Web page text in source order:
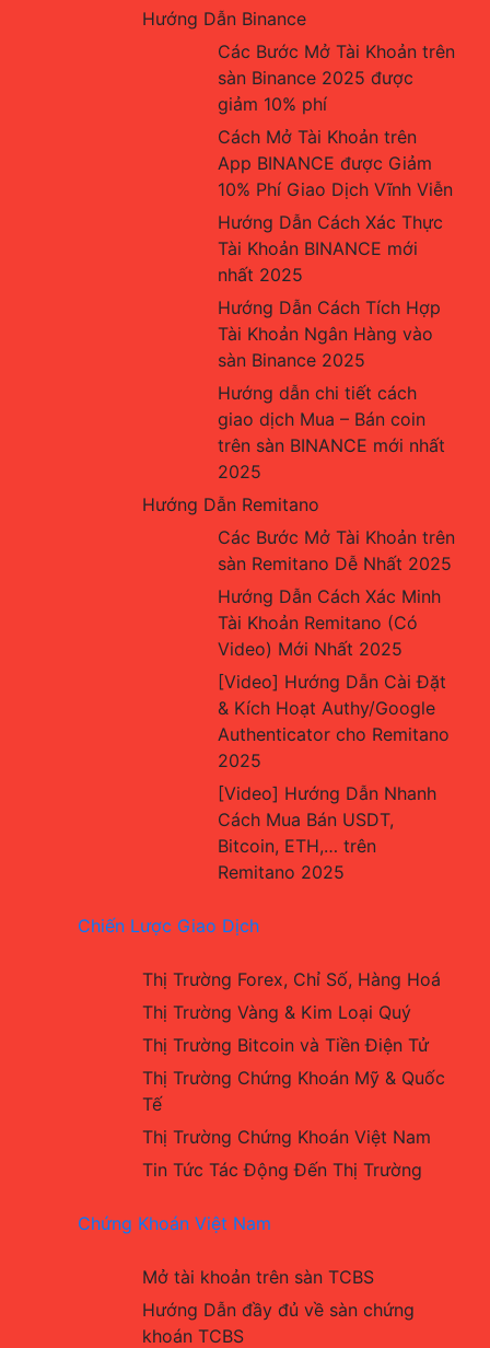
Hướng Dẫn Binance
Các Bước Mở Tài Khoản trên
sàn Binance 2025 được
giảm 10% phí
Cách Mở Tài Khoản trên
App BINANCE được Giảm
10% Phí Giao Dịch Vĩnh Viễn
Hướng Dẫn Cách Xác Thực
Tài Khoản BINANCE mới
nhất 2025
Hướng Dẫn Cách Tích Hợp
Tài Khoản Ngân Hàng vào
sàn Binance 2025
Hướng dẫn chi tiết cách
giao dịch Mua – Bán coin
trên sàn BINANCE mới nhất
2025
Hướng Dẫn Remitano
Các Bước Mở Tài Khoản trên
sàn Remitano Dễ Nhất 2025
Hướng Dẫn Cách Xác Minh
Tài Khoản Remitano (Có
Video) Mới Nhất 2025
[Video] Hướng Dẫn Cài Đặt
& Kích Hoạt Authy/Google
Authenticator cho Remitano
2025
[Video] Hướng Dẫn Nhanh
Cách Mua Bán USDT,
Bitcoin, ETH,… trên
Remitano 2025
Chiến Lược Giao Dịch
Thị Trường Forex, Chỉ Số, Hàng Hoá
Thị Trường Vàng & Kim Loại Quý
Thị Trường Bitcoin và Tiền Điện Tử
Thị Trường Chứng Khoán Mỹ & Quốc
Tế
Thị Trường Chứng Khoán Việt Nam
Tin Tức Tác Động Đến Thị Trường
Chứng Khoán Việt Nam
Mở tài khoản trên sàn TCBS
Hướng Dẫn đầy đủ về sàn chứng
khoán TCBS